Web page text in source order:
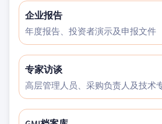
企业报告
年度报告、投资者演示及申报文件
专家访谈
高层管理人员、采购负责人及技术